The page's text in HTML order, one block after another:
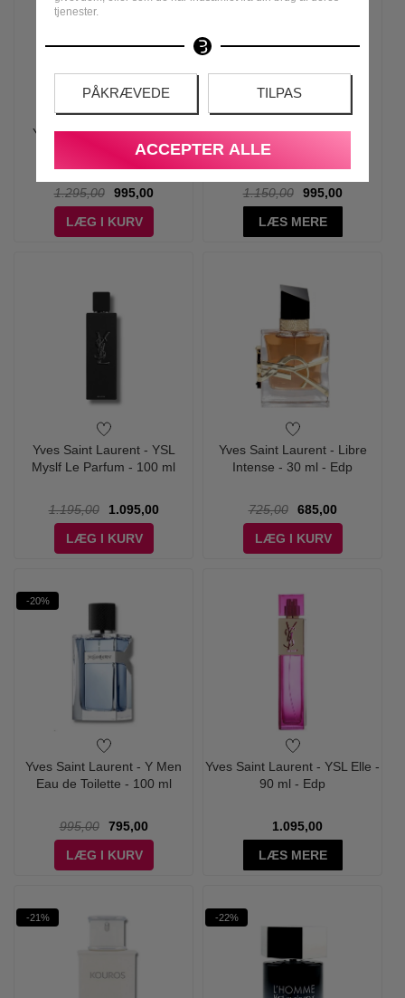
tjenester.
PÅKRÆVEDE TILPAS
ACCEPTER ALLE
Yves Saint Laurent - YSL
L'Homme - 200 ml - Edt
1.295,00
995,00
LÆG I KURV
Yves Saint Laurent - Libre
Vanille Couture Eau de
Parfum - 50 ml
1.150,00
995,00
LÆS MERE
Yves Saint Laurent - YSL
Myslf Le Parfum - 100 ml
1.195,00
1.095,00
LÆG I KURV
Yves Saint Laurent - Libre
Intense - 30 ml - Edp
725,00
685,00
LÆG I KURV
-20%
Yves Saint Laurent - Y Men
Eau de Toilette - 100 ml
995,00
795,00
LÆG I KURV
Yves Saint Laurent - YSL Elle -
90 ml - Edp
1.095,00
LÆS MERE
-21% -22%